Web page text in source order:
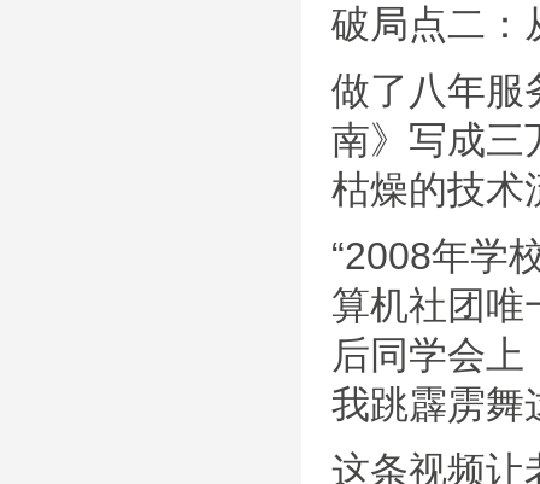
破局点二：
做了八年服
南》写成三
枯燥的技术
“2008年学
算机社团唯
后同学会上
我跳霹雳舞
这条视频让